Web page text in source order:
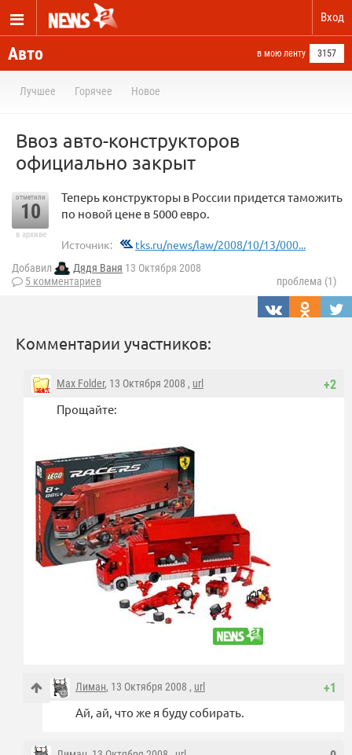
Вход
Авто в мою ленту 3157
Лучшее Горячее Новое
Ввоз авто-конструкторов
официально закрыт
отметили
10
в архиве
Теперь конструкторы в России придется таможить
по новой цене в 5000 евро.
Источник: tks.ru/news/law/2008/10/13/000...
Добавил Дядя Ваня 13 Октября 2008
5 комментариев
проблема (1)
Комментарии участников:
+2
Max Folder, 13 Октября 2008 , url
Прощайте:
+1
Лиман, 13 Октября 2008 , url
Ай, ай, что же я буду собирать.